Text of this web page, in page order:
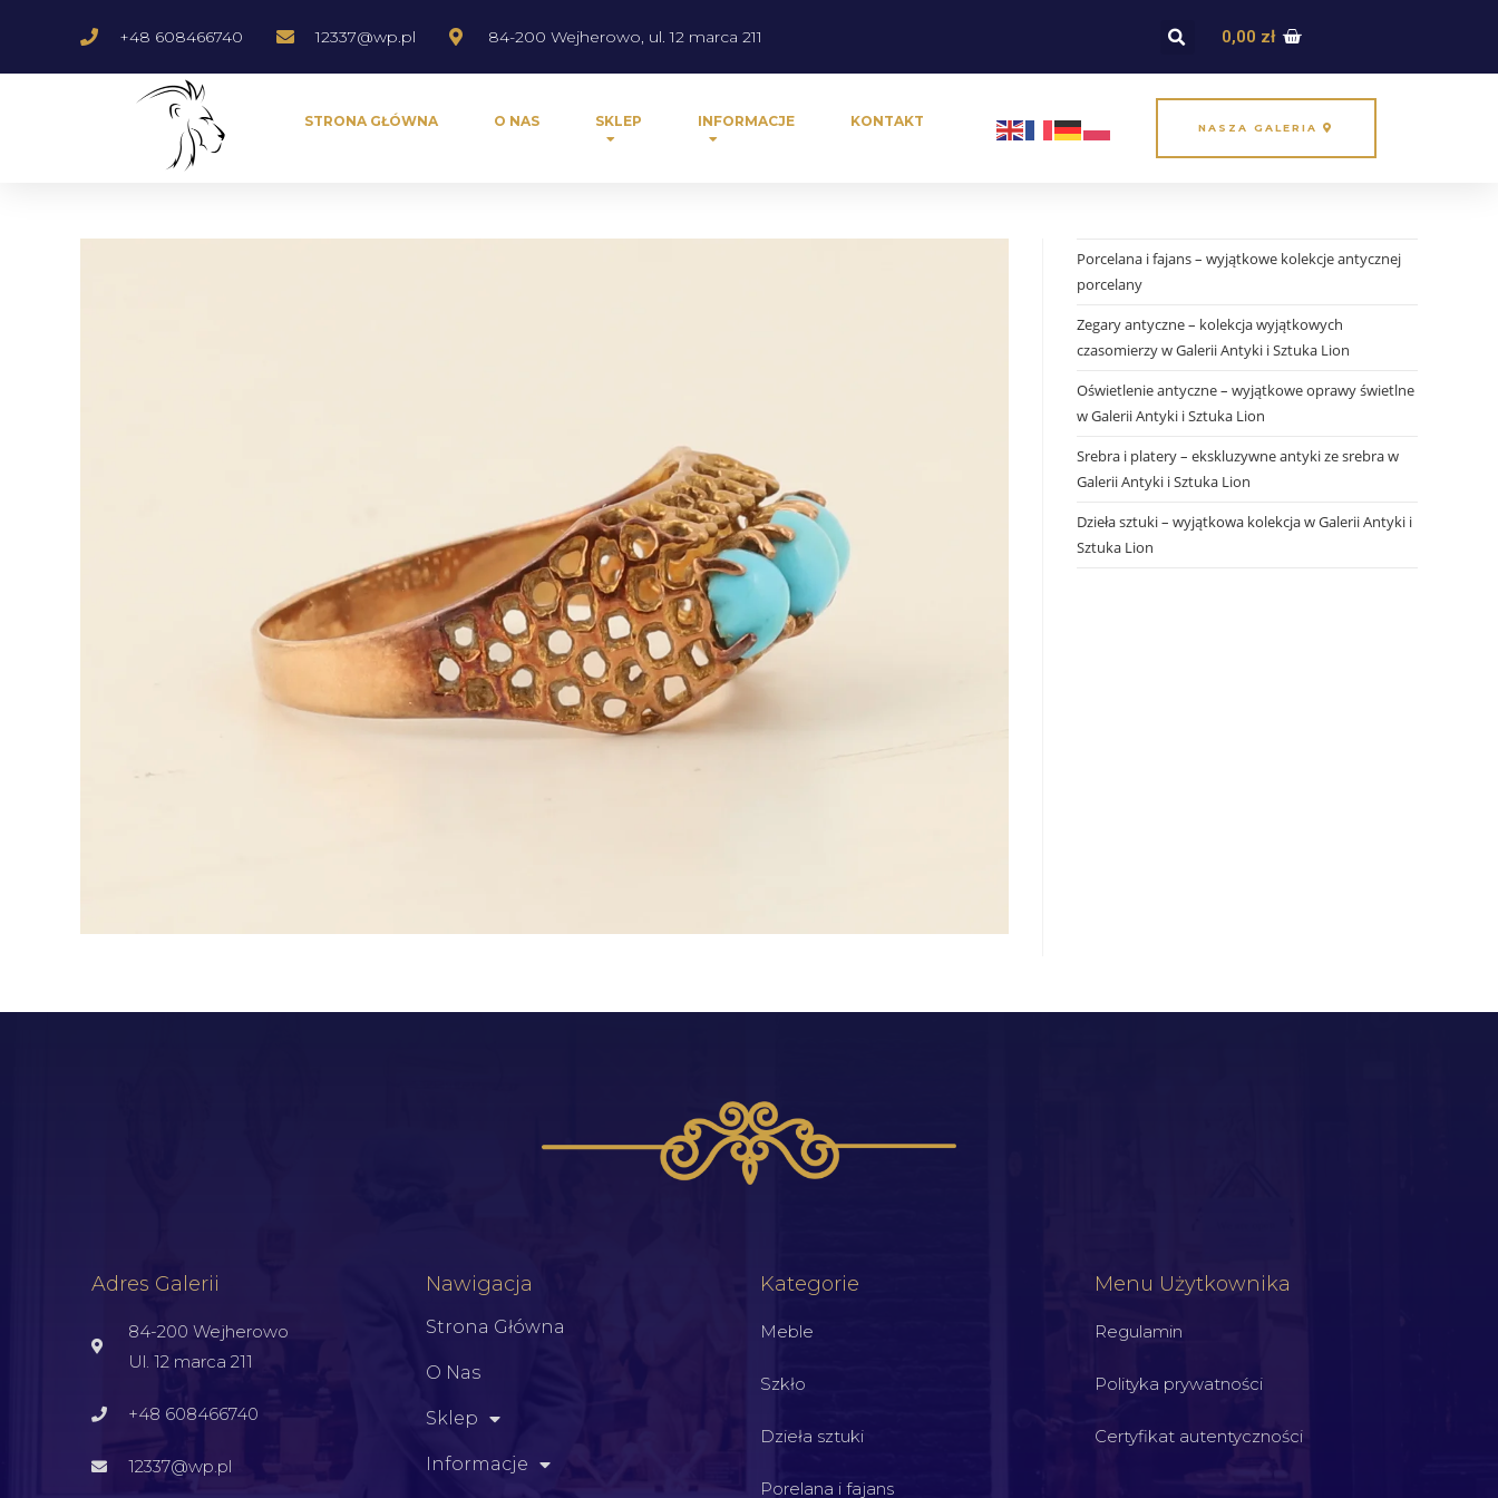
+48 608466740 12337@wp.pl 84-200 Wejherowo, ul. 12 marca 211 0,00 zł
STRONA GŁÓWNA O NAS SKLEP INFORMACJE KONTAKT NASZA GALERIA
Porcelana i fajans – wyjątkowe kolekcje antycznej
porcelany
Zegary antyczne – kolekcja wyjątkowych
czasomierzy w Galerii Antyki i Sztuka Lion
Oświetlenie antyczne – wyjątkowe oprawy świetlne
w Galerii Antyki i Sztuka Lion
Srebra i platery – ekskluzywne antyki ze srebra w
Galerii Antyki i Sztuka Lion
Dzieła sztuki – wyjątkowa kolekcja w Galerii Antyki i
Sztuka Lion
Adres Galerii
84-200 Wejherowo
Ul. 12 marca 211
+48 608466740
12337@wp.pl
Nawigacja
Strona Główna
O Nas
Sklep
Informacje
Kategorie
Meble
Szkło
Dzieła sztuki
Porelana i fajans
Menu Użytkownika
Regulamin
Polityka prywatności
Certyfikat autentyczności